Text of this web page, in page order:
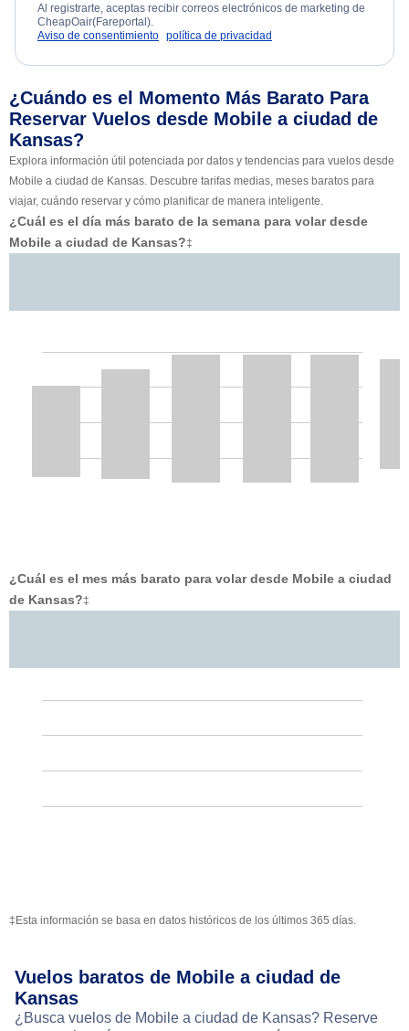
Al registrarte, aceptas recibir correos electrónicos de marketing de
CheapOair(Fareportal).
Aviso de consentimiento política de privacidad
¿Cuándo es el Momento Más Barato Para
Reservar Vuelos desde Mobile a ciudad de
Kansas?
Explora información útil potenciada por datos y tendencias para vuelos desde
Mobile a ciudad de Kansas. Descubre tarifas medias, meses baratos para
viajar, cuándo reservar y cómo planificar de manera inteligente.
¿Cuál es el día más barato de la semana para volar desde
Mobile a ciudad de Kansas?‡
¿Cuál es el mes más barato para volar desde Mobile a ciudad
de Kansas?‡
‡Esta información se basa en datos históricos de los últimos 365 días.
Vuelos baratos de Mobile a ciudad de
Kansas
¿Busca vuelos de Mobile a ciudad de Kansas? Reserve